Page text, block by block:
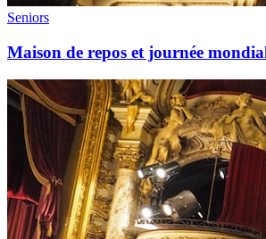
Seniors
Maison de repos et journée